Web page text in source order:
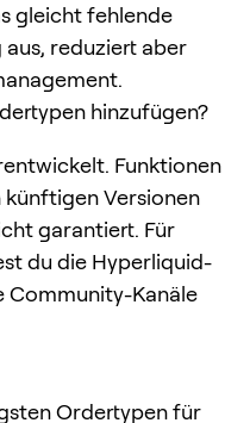
gleicht fehlende
reduziert aber
hinzufügen?
Funktionen
künftigen Versionen
garantiert. Für
du die Hyperliquid-
Community-Kanäle
Ordertypen für